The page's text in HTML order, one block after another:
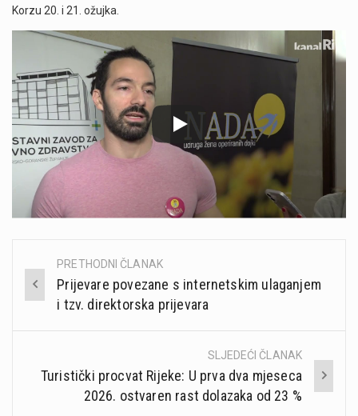
Korzu 20. i 21. ožujka.
Post
navigation
PRETHODNI ČLANAK
Prijevare povezane s internetskim ulaganjem
i tzv. direktorska prijevara
SLJEDEĆI ČLANAK
Turistički procvat Rijeke: U prva dva mjeseca
2026. ostvaren rast dolazaka od 23 %